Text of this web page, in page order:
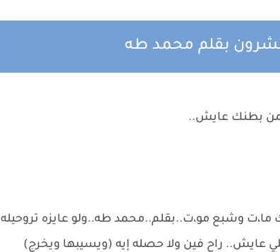
بقلم محمد طه
من بطنك عايش..
وشبع مو،ت..بقلم..محمد طه..ولو عايزه تروحيله
عايش.. راح فين ولا حصله إيه (ويسيبها ويخرج)